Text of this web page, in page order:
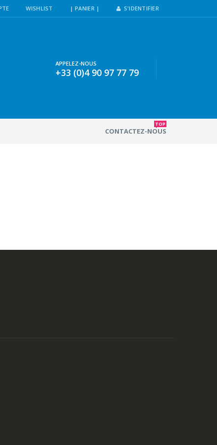
WISHLIST | PANIER | S'IDENTIFIER
APPELEZ-NOUS
+33 (0)4 90 97 77 79
CONTACTEZ-NOUS
TOP